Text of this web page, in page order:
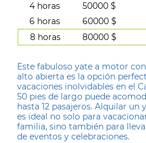
4 horas
50000 $
6 horas
60000 $
8 horas
80000 $
Este fabuloso yate a motor
alto abierta es la opción
vacaciones inolvidables en el
50 pies de largo puede
hasta 12 pasajeros. Alquilar un
es ideal no solo para
familia, sino también para
de eventos y celebraciones.